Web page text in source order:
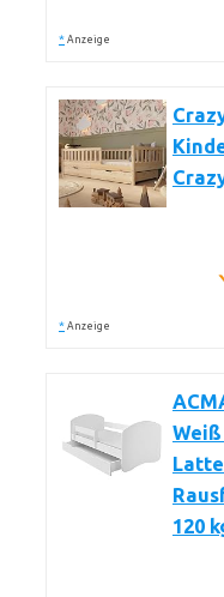
* Anzeige
* Anzeige
120